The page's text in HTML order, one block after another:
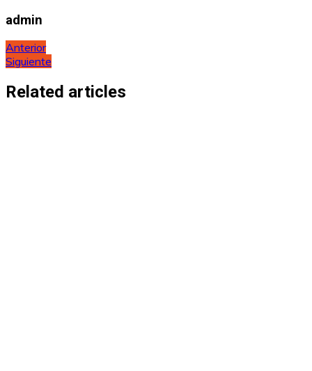
admin
Navegación
de
entradas
Anterior
Siguiente
Related articles